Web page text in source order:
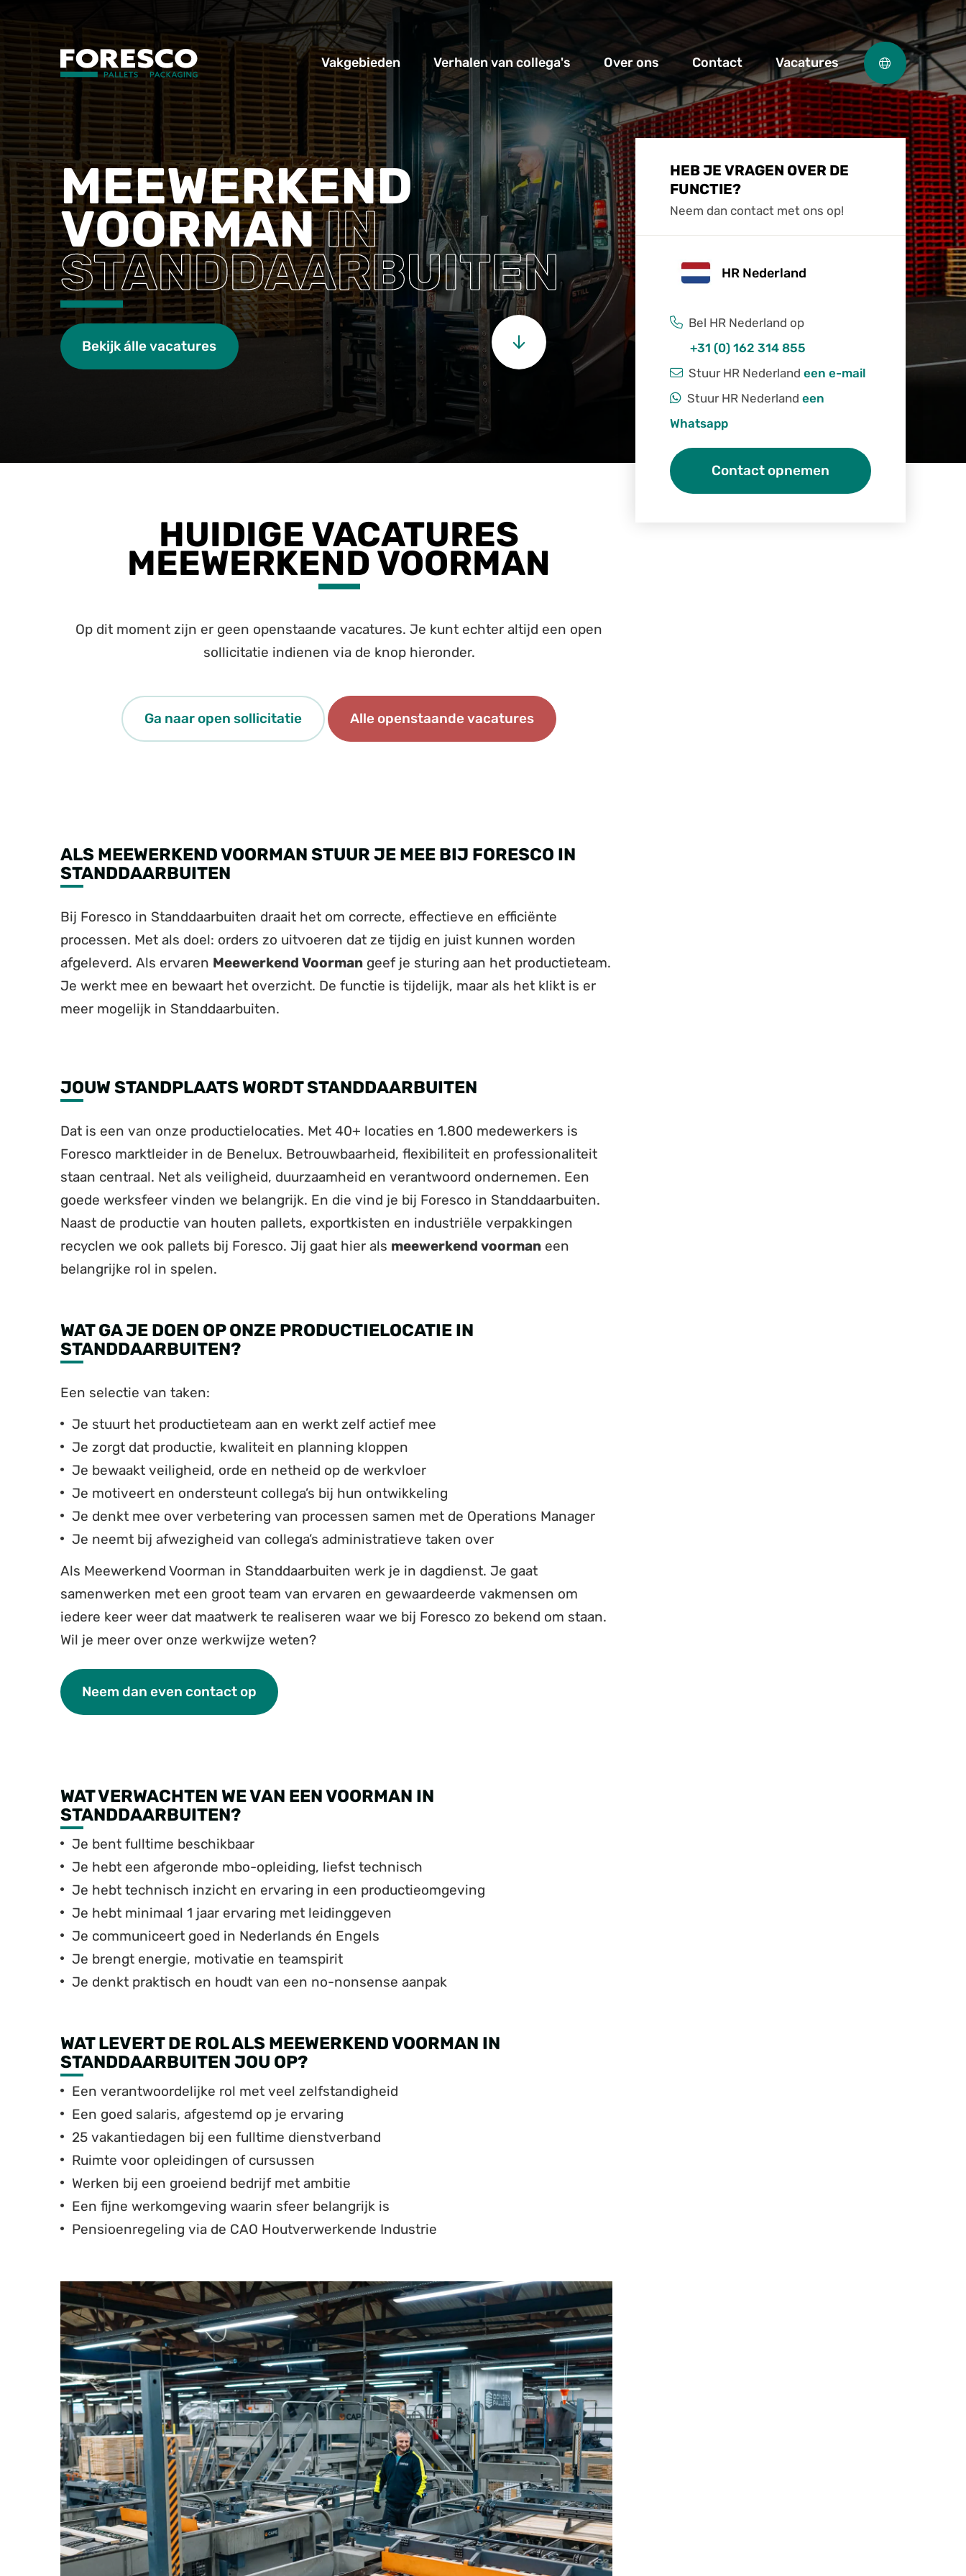
Vakgebieden Verhalen van collega's Over ons Contact Vacatures
MEEWERKEND
VOORMANIN
STANDDAARBUITEN
Bekijk álle vacatures
HUIDIGE VACATURES
MEEWERKEND VOORMAN
Op dit moment zijn er geen openstaande vacatures. Je kunt echter altijd een open
sollicitatie indienen via de knop hieronder.
Ga naar open sollicitatie Alle openstaande vacatures
ALS MEEWERKEND VOORMAN STUUR JE MEE BIJ FORESCO IN
STANDDAARBUITEN
Bij Foresco in Standdaarbuiten draait het om correcte, effectieve en efficiënte
processen. Met als doel: orders zo uitvoeren dat ze tijdig en juist kunnen worden
afgeleverd. Als ervaren Meewerkend Voormangeef je sturing aan het productieteam.
Je werkt mee en bewaart het overzicht. De functie is tijdelijk, maar als het klikt is er
meer mogelijk in Standdaarbuiten.
JOUW STANDPLAATS WORDT STANDDAARBUITEN
Dat is een van onze productielocaties. Met 40+ locaties en 1.800 medewerkers is
Foresco marktleider in de Benelux. Betrouwbaarheid, flexibiliteit en professionaliteit
staan centraal. Net als veiligheid, duurzaamheid en verantwoord ondernemen. Een
goede werksfeer vinden we belangrijk. En die vind je bij Foresco in Standdaarbuiten.
Naast de productie van houten pallets, exportkisten en industriële verpakkingen
recyclen we ook pallets bij Foresco. Jij gaat hier als meewerkend voormaneen
belangrijke rol in spelen.
WAT GA JE DOEN OP ONZE PRODUCTIELOCATIE IN
STANDDAARBUITEN?
Een selectie van taken:
Je stuurt het productieteam aan en werkt zelf actief mee
Je zorgt dat productie, kwaliteit en planning kloppen
Je bewaakt veiligheid, orde en netheid op de werkvloer
Je motiveert en ondersteunt collega’s bij hun ontwikkeling
Je denkt mee over verbetering van processen samen met de Operations Manager
Je neemt bij afwezigheid van collega’s administratieve taken over
Als Meewerkend Voorman in Standdaarbuiten werk je in dagdienst. Je gaat
samenwerken met een groot team van ervaren en gewaardeerde vakmensen om
iedere keer weer dat maatwerk te realiseren waar we bij Foresco zo bekend om staan.
Wil je meer over onze werkwijze weten?
Neem dan even contact op
WAT VERWACHTEN WE VAN EEN VOORMAN IN
STANDDAARBUITEN?
Je bent fulltime beschikbaar
Je hebt een afgeronde mbo-opleiding, liefst technisch
Je hebt technisch inzicht en ervaring in een productieomgeving
Je hebt minimaal 1 jaar ervaring met leidinggeven
Je communiceert goed in Nederlands én Engels
Je brengt energie, motivatie en teamspirit
Je denkt praktisch en houdt van een no-nonsense aanpak
WAT LEVERT DE ROL ALS MEEWERKEND VOORMAN IN
STANDDAARBUITEN JOU OP?
Een verantwoordelijke rol met veel zelfstandigheid
Een goed salaris, afgestemd op je ervaring
25 vakantiedagen bij een fulltime dienstverband
Ruimte voor opleidingen of cursussen
Werken bij een groeiend bedrijf met ambitie
Een fijne werkomgeving waarin sfeer belangrijk is
Pensioenregeling via de CAO Houtverwerkende Industrie
HEB JE VRAGEN OVER DE
FUNCTIE?
Neem dan contact met ons op!
HR Nederland
Bel HR Nederland op
+31 (0) 162 314 855
Stuur HR Nederlandeen e-mail
Stuur HR Nederlandeen
Whatsapp
Contact opnemen